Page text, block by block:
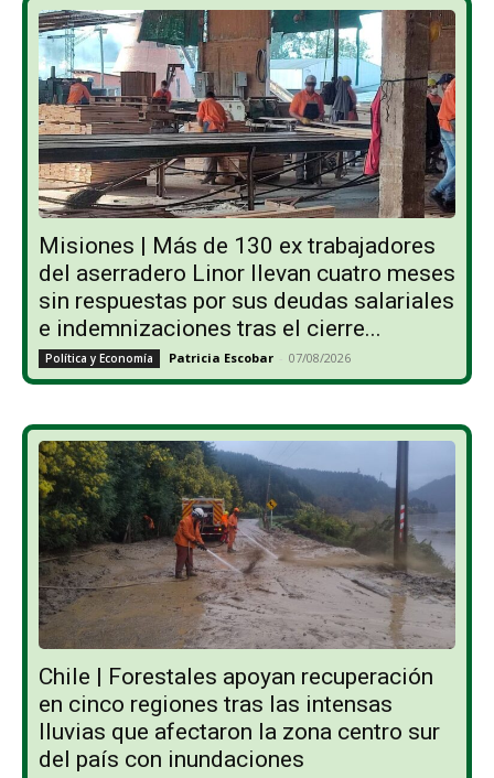
Misiones | Más de 130 ex trabajadores
del aserradero Linor llevan cuatro meses
sin respuestas por sus deudas salariales
e indemnizaciones tras el cierre...
Política y Economía Patricia Escobar - 07/08/2026
Chile | Forestales apoyan recuperación
en cinco regiones tras las intensas
lluvias que afectaron la zona centro sur
del país con inundaciones